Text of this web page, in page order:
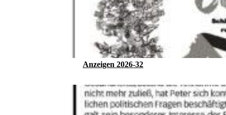
Anzeigen 2026-32